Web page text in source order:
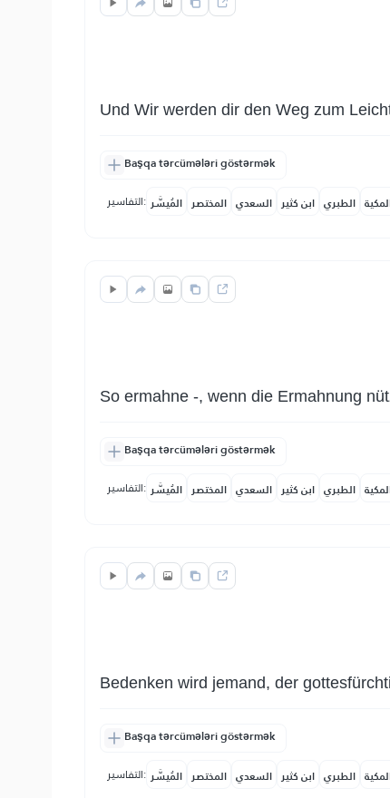
Und Wir werden dir den Weg zum
Başqa tərcümələri göstərmək
التفاسير: المُيسَّر المختصر السعدي ابن كثير الطبري
So ermahne -, wenn die Ermahnung
Başqa tərcümələri göstərmək
التفاسير: المُيسَّر المختصر السعدي ابن كثير الطبري
Bedenken wird jemand, der
Başqa tərcümələri göstərmək
التفاسير: المُيسَّر المختصر السعدي ابن كثير الطبري